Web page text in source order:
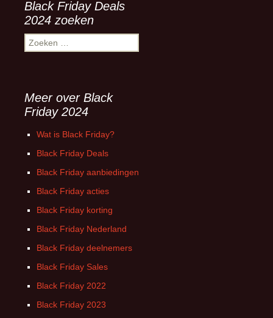
Black Friday Deals
2024 zoeken
Zoeken
naar:
Meer over Black
Friday 2024
Wat is Black Friday?
Black Friday Deals
Black Friday aanbiedingen
Black Friday acties
Black Friday korting
Black Friday Nederland
Black Friday deelnemers
Black Friday Sales
Black Friday 2022
Black Friday 2023